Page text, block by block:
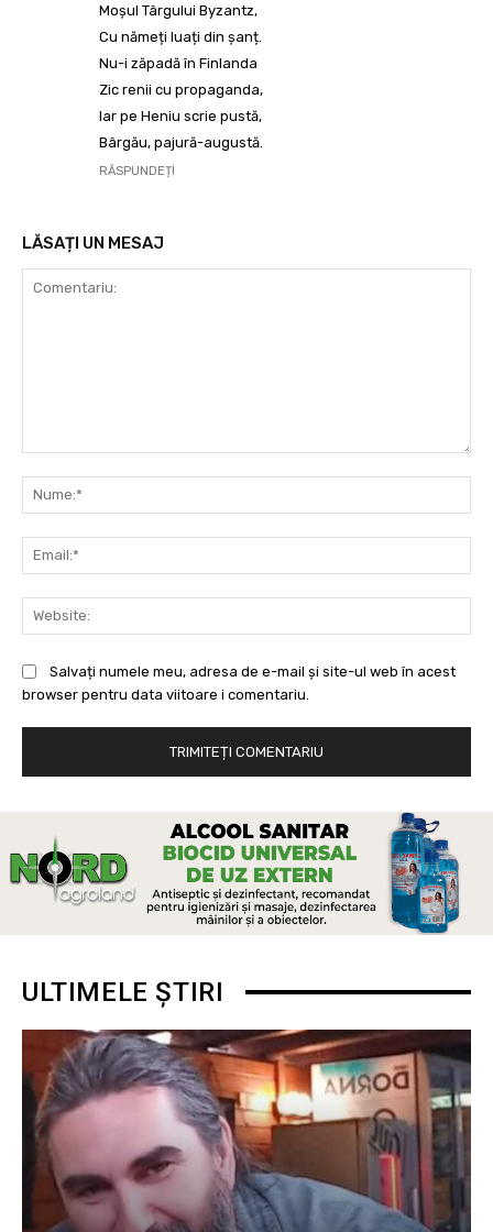
Moșul Târgului Byzantz,
Cu nămeți luați din șanț.
Nu-i zăpadă în Finlanda
Zic renii cu propaganda,
Iar pe Heniu scrie pustă,
Bârgău, pajură-augustă.
RĂSPUNDEȚI
LĂSAȚI UN MESAJ
Salvați numele meu, adresa de e-mail și site-ul web în acest
browser pentru data viitoare i comentariu.
ULTIMELE ȘTIRI